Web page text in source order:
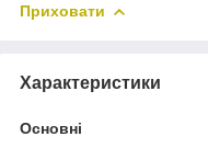
Приховати
Характеристики
Основні